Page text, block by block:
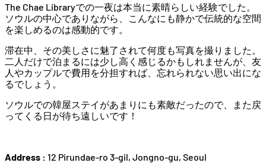
The Chae Libraryでの一夜は本当に素晴らしい経験でした。
ソウルの中心でありながら、こんなにも静かで伝統的な空間
を楽しめるのは感動的です。
滞在中、その美しさに魅了されて何度も写真を撮りました。
二人だけで泊まるには少し高く感じるかもしれませんが、友
人やカップルで費用を分担すれば、忘れられない思い出にな
るでしょう。
ソウルでの韓屋ステイがあまりにも素敵だったので、また戻
ってくる日が待ち遠しいです！
Address : 12 Pirundae-ro 3-gil, Jongno-gu, Seoul